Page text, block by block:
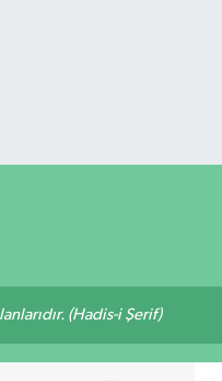
(Hadis-i Şerif)